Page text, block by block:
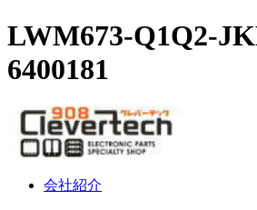
LWM673-Q1Q2-
6400181
会社紹介